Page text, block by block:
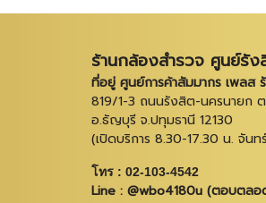
ร้านกล้องสำรวจ ศูนย์รัง
ที่อยู่ ศูนย์การค้าสัมมากร เพล
819/1-3 ถนนรังสิต-นครนายก ต
อ.ธัญบุรี จ.ปทุมธานี 12130
(เปิดบริการ 8.30-17.30 น. จันท
โทร : 02-103-4542
Line : @wbo4180u (ตอบตล